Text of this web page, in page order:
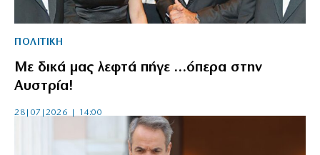
ΠΟΛΙΤΙΚΗ
Με δικά μας λεφτά πήγε …όπερα στην
Αυστρία!
28|07|2026 | 14:00